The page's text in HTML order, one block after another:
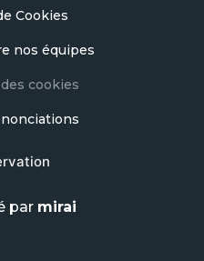
Cookies
nos équipes
cookies
par mirai